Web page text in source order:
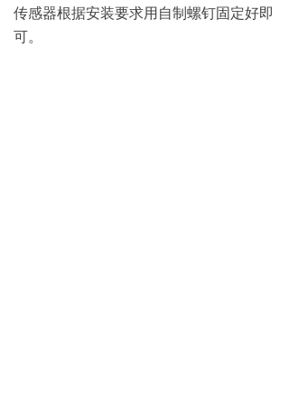
传感器根据安装要求用自制螺钉固定好即
可。